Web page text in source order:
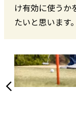
け有効に使うか
たいと思います。